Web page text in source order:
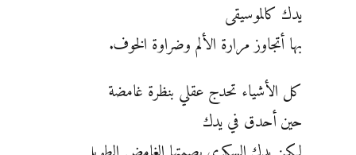
يدك كالموسيقى
بها أتجاوز مرارة الألم وضراوة الخوف.
كل الأشياء تحدج عقلي بنظرة غامضة
حين أحدق في يدك